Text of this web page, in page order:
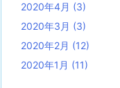
2020年4月 (3)
2020年3月 (3)
2020年2月 (12)
2020年1月 (11)